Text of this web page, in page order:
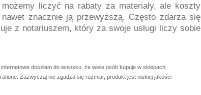
liczyć na rabaty za materiały, ale koszty
znacznie ją przewyższą. Często zdarza się
z notariuszem, który za swoje usługi liczy sobie
doszłam do wniosku, że wiele osób kupuje w sklepach
Zazwyczaj nie zgadza się rozmiar, produkt jest niskiej jakości